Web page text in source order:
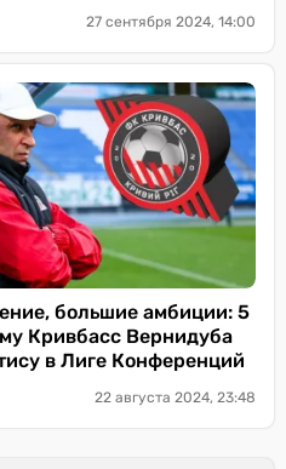
27 сентября 2024, 14:00
большие амбиции: 5
Кривбасс Вернидуба
в Лиге Конференций
22 августа 2024, 23:48